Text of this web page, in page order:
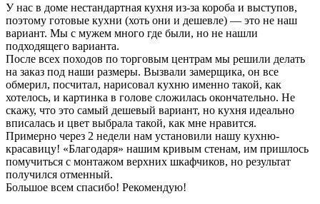
У нас в доме нестандартная кухня из-за короба и выступов,
поэтому готовые кухни (хоть они и дешевле) — это не наш
вариант. Мы с мужем много где были, но не нашли
подходящего варианта.
После всех походов по торговым центрам мы решили делать
на заказ под наши размеры. Вызвали замерщика, он все
обмерил, посчитал, нарисовал кухню именно такой, как
хотелось, и картинка в голове сложилась окончательно. Не
скажу, что это самый дешевый вариант, но кухня идеально
вписалась и цвет выбрала такой, как мне нравится.
Примерно через 2 недели нам установили нашу кухню-
красавицу! «Благодаря» нашим кривым стенам, им пришлось
помучиться с монтажом верхних шкафчиков, но результат
получился отменный.
Большое всем спасибо! Рекомендую!